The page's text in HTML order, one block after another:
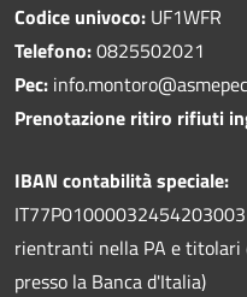
Codice univoco: UF1WFR
Telefono:0825502021
Pec:
Prenotazione ritiro rifiuti
IBAN contabilità speciale:
rientranti nella PA e
presso la Banca d'Italia)